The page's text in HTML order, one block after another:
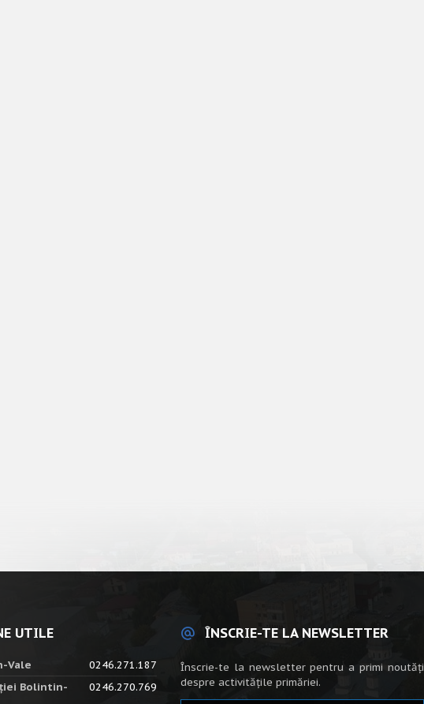
UTILE
Vale
0246.271.187
Bolintin-
0246.270.769
ÎNSCRIE-TE LA NEWSLETTER
Înscrie-te la newsletter pentru a primi noutăți
despre activitățile primăriei.